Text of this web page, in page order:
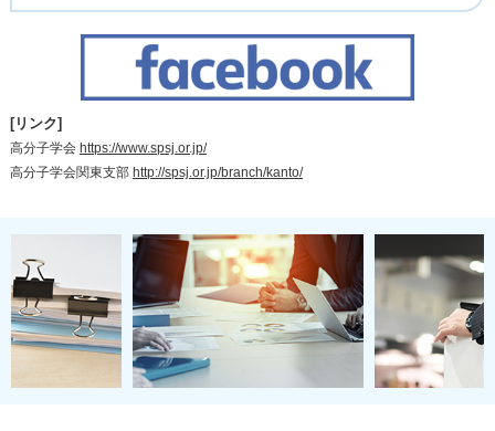
[リンク]
高分子学会 https://www.spsj.or.jp/
高分子学会関東支部 http://spsj.or.jp/branch/kanto/